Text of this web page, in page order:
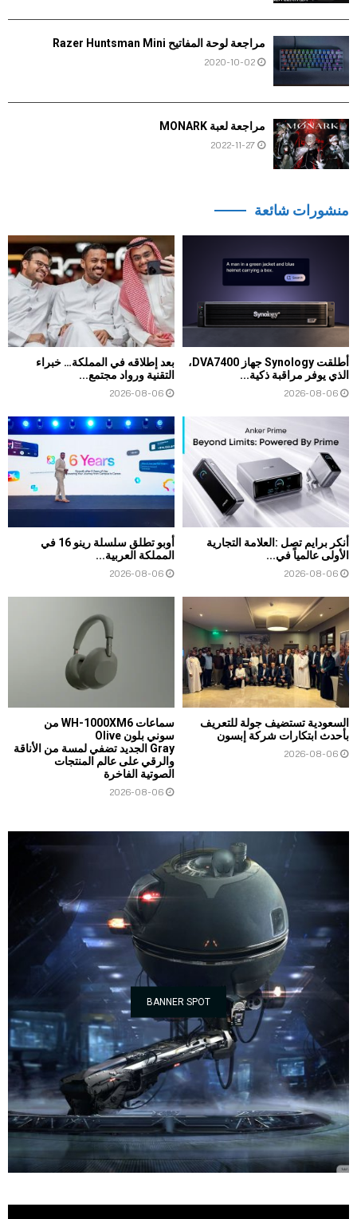
مراجعة لوحة المفاتيح Razer Huntsman Mini
2020-10-02
مراجعة لعبة MONARK
2022-11-27
منشورات شائعة
أطلقت Synology جهاز DVA7400،
الذي يوفر مراقبة ذكية...
2026-08-06
بعد إطلاقه في المملكة… خبراء
التقنية ورواد مجتمع...
2026-08-06
أنكر برايم تصل :العلامة التجارية
الأولى عالمياً في...
2026-08-06
أوبو تطلق سلسلة رينو 16 في
المملكة العربية...
2026-08-06
السعودية تستضيف جولة للتعريف
بأحدث ابتكارات شركة إبسون
2026-08-06
سماعات WH-1000XM6 من
سوني بلون Olive
Gray الجديد تضفي لمسة من الأناقة
والرقي على عالم المنتجات
الصوتية الفاخرة
2026-08-06
BANNER SPOT